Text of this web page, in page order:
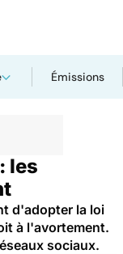
Émissions
les
d'adopter la loi
à l'avortement.
sociaux.